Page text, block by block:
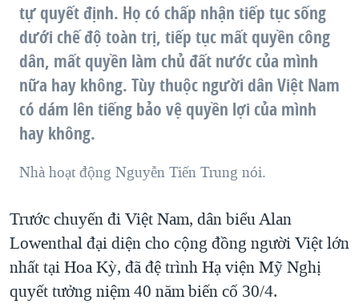
tự quyết định. Họ có chấp nhận tiếp tục sống
dưới chế độ toàn trị, tiếp tục mất quyền công
dân, mất quyền làm chủ đất nước của mình
nữa hay không. Tùy thuộc người dân Việt Nam
có dám lên tiếng bảo vệ quyền lợi của mình
hay không.
Nhà hoạt động Nguyễn Tiến Trung nói.
Trước chuyến đi Việt Nam, dân biểu Alan
Lowenthal đại diện cho cộng đồng người Việt lớn
nhất tại Hoa Kỳ, đã đệ trình Hạ viện Mỹ Nghị
quyết tưởng niệm 40 năm biến cố 30/4.